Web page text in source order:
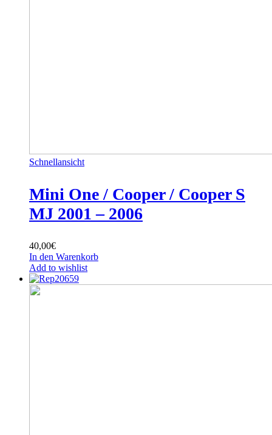
Schnellansicht
Mini One / Cooper / Cooper S
MJ 2001 – 2006
40,00€
In den Warenkorb
Add to wishlist